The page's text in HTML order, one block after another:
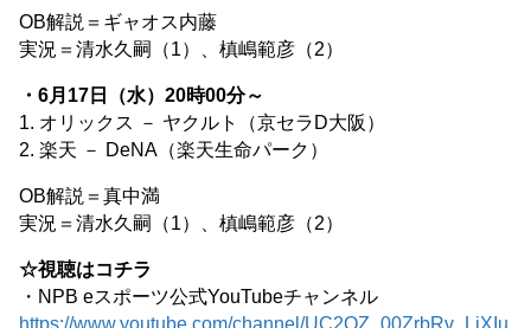
OB解説＝ギャオス内藤
実況＝清水久嗣（1）、槙嶋範彦（2）
・6月17日（水）20時00分～
1. オリックス － ヤクルト（京セラD大阪）
2. 楽天 － DeNA（楽天生命パーク）
OB解説＝真中満
実況＝清水久嗣（1）、槙嶋範彦（2）
☆視聴はコチラ
・NPB eスポーツ公式YouTubeチャンネル
https://www.youtube.com/channel/UC2QZ_00ZrbRv_LiXIu